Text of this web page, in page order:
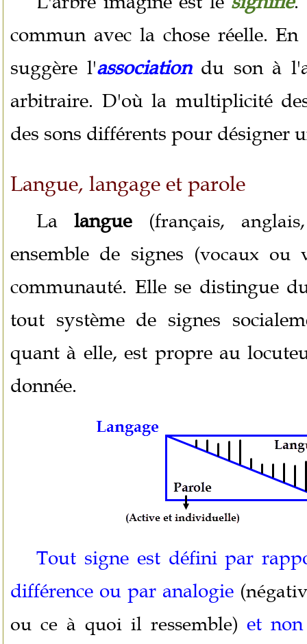
commun avec la chose réelle.
suggère l'associationdu son à
arbitraire. D'où la multiplicité
des sons différents pour désigner
Langue, langage et parole
Lalangue (français,
ensemble de signes (vocaux ou
communauté. Elle se distingue
tout système de signes
quant à elle, est propre au
donnée.
Tout signe est défini par
différence ou par analogie
ou ce à quoi il ressemble) et